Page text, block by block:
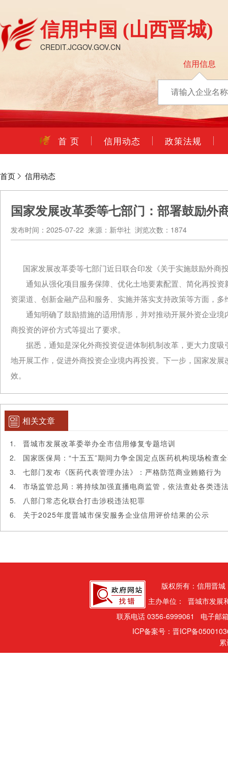
信用中国 (山西晋城)
CREDIT.JCGOV.GOV.CN
信用信息
首 页 信用动态 政策法规
首页 信用动态
国家发展改革委等七部门：部署鼓励外
发布时间：2025-07-22 来源：新华社 浏览次数：1874
国家发展改革委等七部门近日联合印发《关于实施鼓励外商
通知从强化项目服务保障、优化土地要素配置、简化再投资
资渠道、创新金融产品和服务、实施并落实支持政策等方面，
通知明确了鼓励措施的适用情形，并对推动开展外资企业境
商投资的评价方式等提出了要求。
据悉，通知是深化外商投资促进体制机制改革，更大力度吸
地开展工作，促进外商投资企业境内再投资。下一步，国家发
效。
相关文章
晋城市发展改革委举办全市信用修复专题培训
国家医保局：“十五五”期间力争全国定点医药机构现场检查
七部门发布《医药代表管理办法》：严格防范商业贿赂行为
市场监管总局：将持续加强直播电商监管，依法查处各类违
八部门常态化联合打击涉税违法犯罪
关于2025年度晋城市保安服务企业信用评价结果的公示
版权所有：信用晋
主办单位： 晋城市发展
联系电话 0356-6999061 电子邮
ICP备案号：晋ICP备